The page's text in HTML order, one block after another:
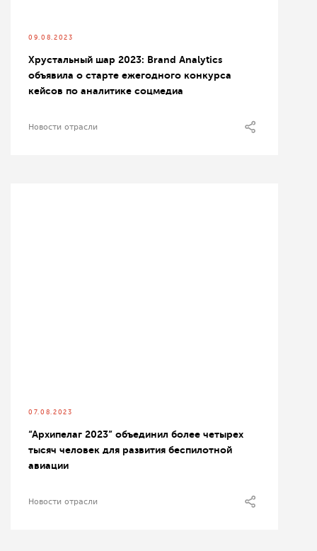
09.08.2023
Хрустальный шар 2023: Brand Analytics
объявила о старте ежегодного конкурса
кейсов по аналитике соцмедиа
Новости отрасли
07.08.2023
“Архипелаг 2023” объединил более четырех
тысяч человек для развития беспилотной
авиации
Новости отрасли